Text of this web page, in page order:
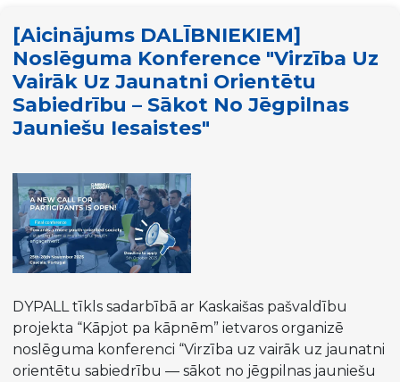
budžeta
plānošanā
Slovēnijā
[Aicinājums DALĪBNIEKIEM]
Noslēguma Konference "Virzība Uz
Vairāk Uz Jaunatni Orientētu
Sabiedrību – Sākot No Jēgpilnas
Jauniešu Iesaistes"
DYPALL tīkls sadarbībā ar Kaskaišas pašvaldību
projekta “Kāpjot pa kāpnēm” ietvaros organizē
noslēguma konferenci “Virzība uz vairāk uz jaunatni
orientētu sabiedrību — sākot no jēgpilnas jauniešu